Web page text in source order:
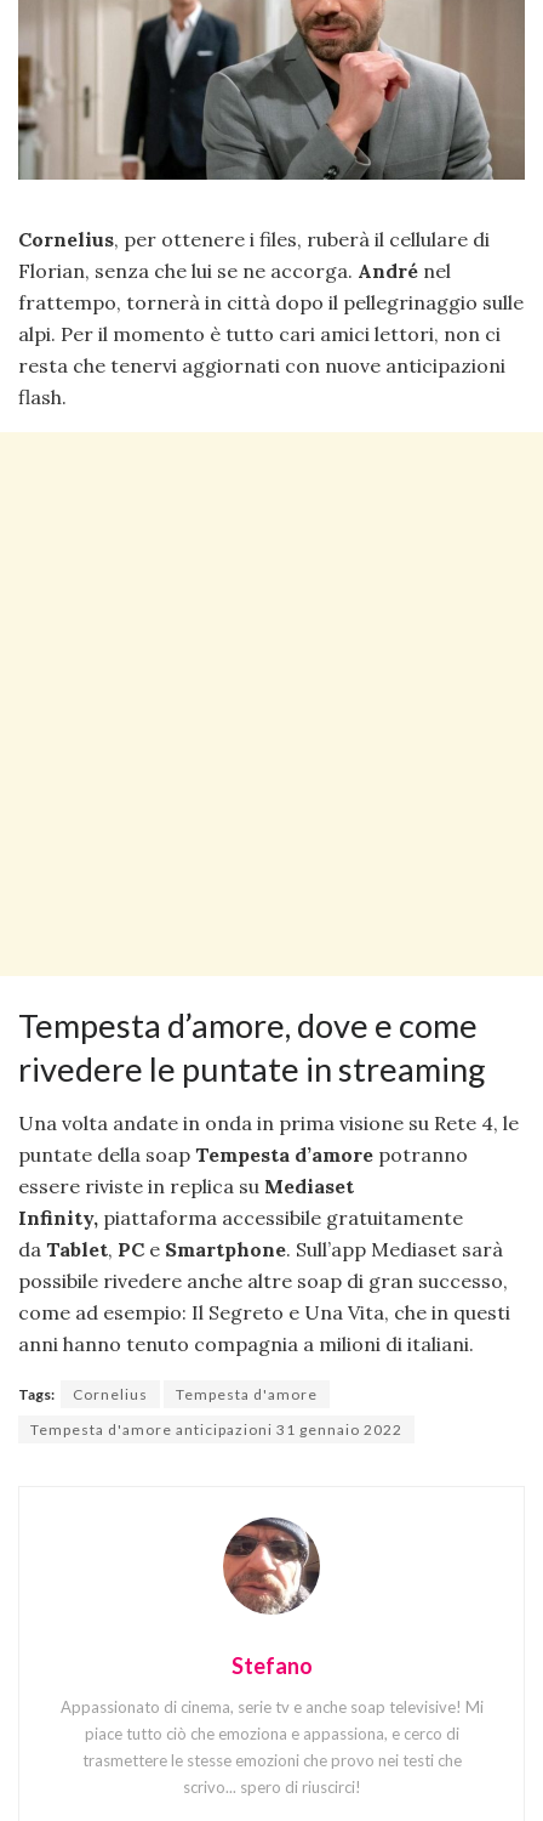
Cornelius, per ottenere i files, ruberà il cellulare di
Florian, senza che lui se ne accorga. André nel
frattempo, tornerà in città dopo il pellegrinaggio sulle
alpi. Per il momento è tutto cari amici lettori, non ci
resta che tenervi aggiornati con nuove anticipazioni
flash.
Tempesta d’amore, dove e come
rivedere le puntate in streaming
Una volta andate in onda in prima visione su Rete 4, le
puntate della soap Tempesta d’amore potranno
essere riviste in replica su Mediaset
Infinity, piattaforma accessibile gratuitamente
da Tablet, PC e Smartphone. Sull’app Mediaset sarà
possibile rivedere anche altre soap di gran successo,
come ad esempio: Il Segreto e Una Vita, che in questi
anni hanno tenuto compagnia a milioni di italiani.
Tags: Cornelius
Tempesta d'amore
Tempesta d'amore anticipazioni 31 gennaio 2022
Stefano
Appassionato di cinema, serie tv e anche soap televisive! Mi
piace tutto ciò che emoziona e appassiona, e cerco di
trasmettere le stesse emozioni che provo nei testi che
scrivo... spero di riuscirci!